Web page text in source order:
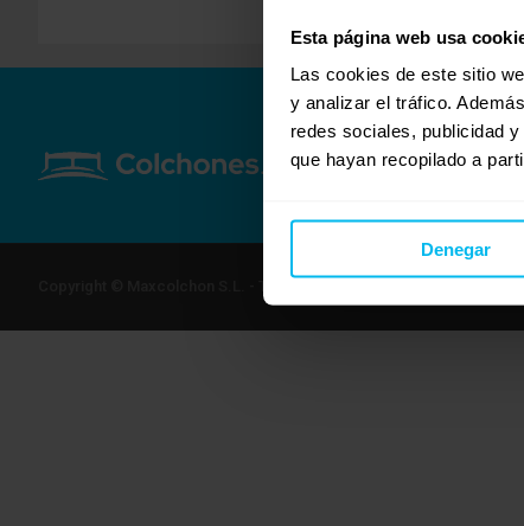
Esta página web usa
Las cookies de este sitio
y analizar el tráfico.
redes sociales, publicidad
que hayan recopilado a
Denegar